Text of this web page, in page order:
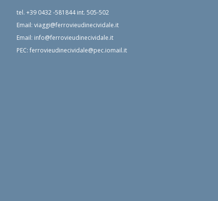
tel. +39 0432 -581844int. 505-502
Email: viaggi@ferrovieudinecividale.it
Email: info@ferrovieudinecividale.it
PEC: ferrovieudinecividale@pec.iomail.it